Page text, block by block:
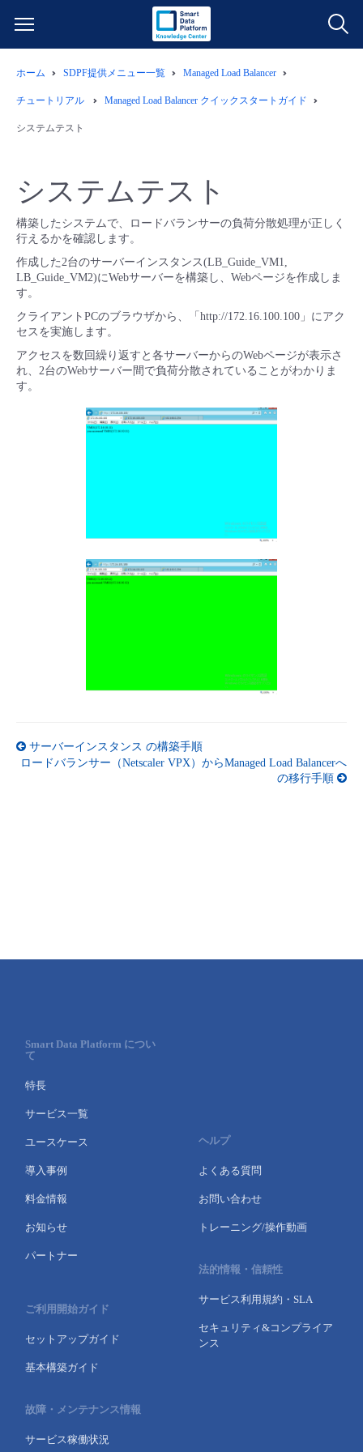
サービス一覧
データ利活用
ネットワーク
IoT
モニタリング/監査
サポート
管理機能
よくある質問
クラウド/サーバー
ネットワーク
IoT
モニタリング/監査
サポート
料金シミュレーター
データ利活用
クラウド/サーバー
ネットワーク
ご利用開始ガイド
■ 管理機能
- 管理機能
■ セットアップガイド
- 新規お申し込み方法
- Flexible InterConnect
ユースケース
- バックアップ
- セキュリティ・監査
- リモートワーク
- ITインフラストラクチャー
故障/メンテナンス情報
サービス稼働状況
故障/メンテナンス履歴
ホーム SDPF提供メニュー一覧 Managed Load Balancer
チュートリアル Managed Load Balancer クイックスタートガイド
システムテスト
システムテスト
構築したシステムで、ロードバランサーの負荷分散処理が正しく
行えるかを確認します。
作成した2台のサーバーインスタンス(LB_Guide_VM1,
LB_Guide_VM2)にWebサーバーを構築し、Webページを作成しま
す。
クライアントPCのブラウザから、「http://172.16.100.100」にアク
セスを実施します。
アクセスを数回繰り返すと各サーバーからのWebページが表示さ
れ、2台のWebサーバー間で負荷分散されていることがわかりま
す。
サーバーインスタンス の構築手順
ロードバランサー（Netscaler VPX）からManaged Load Balancerへ
の移行手順
Smart Data Platform につい
て
特長
サービス一覧
ユースケース
導入事例
料金情報
お知らせ
パートナー
ご利用開始ガイド
セットアップガイド
基本構築ガイド
故障・メンテナンス情報
サービス稼働状況
ヘルプ
よくある質問
お問い合わせ
トレーニング/操作動画
法的情報・信頼性
サービス利用規約・SLA
セキュリティ&コンプライア
ンス